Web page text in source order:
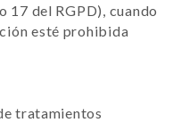
17 del RGPD), cuando
esté prohibida
tratamientos